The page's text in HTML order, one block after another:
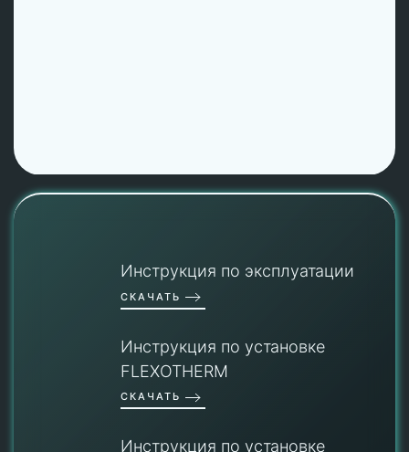
Инструкция по эксплуатации
СКАЧАТЬ
Инструкция по установке
FLEXOTHERM
СКАЧАТЬ
Инструкция по установке